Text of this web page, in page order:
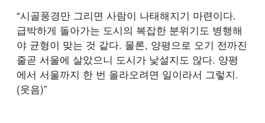
“시골풍경만 그리면 사람이 나태해지기 마련이다.
급박하게 돌아가는 도시의 복잡한 분위기도 병행해
야 균형이 맞는 것 같다. 물론, 양평으로 오기 전까진
줄곧 서울에 살았으니 도시가 낯설지도 않다. 양평
에서 서울까지 한 번 올라오려면 일이라서 그렇지.
(웃음)”